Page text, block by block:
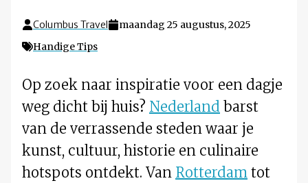
Columbus Travel
maandag 25 augustus, 2025
Handige Tips
Op zoek naar inspiratie voor een dagje
weg dicht bij huis? Nederland barst
van de verrassende steden waar je
kunst, cultuur, historie en culinaire
hotspots ontdekt. Van Rotterdam tot